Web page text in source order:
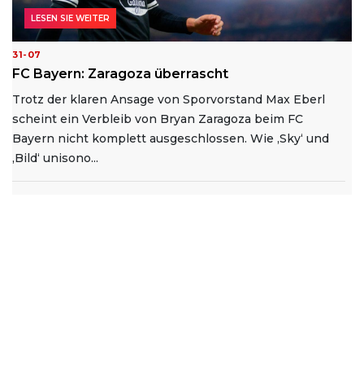
31-07
FC Bayern: Zaragoza überrascht
Trotz der klaren Ansage von Sporvorstand Max Eberl
scheint ein Verbleib von Bryan Zaragoza beim FC
Bayern nicht komplett ausgeschlossen. Wie ‚Sky‘ und
‚Bild‘ unisono...
LESEN SIE WEITER